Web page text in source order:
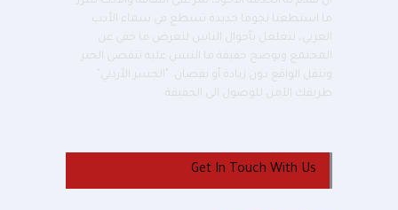
ما استطعنا نجوما جديدة تسطع في سماء الأدب
العربي، نتغلغل بأحوال الناس لنعرض ما خفي عن
المجتمع ونوضح حقيقة ما التبس عليه نتقصى الخبر
وننقل الواقع دون زيادة أو نقصان. "الجسر الأردني"
طريقك الآمن للوصول الى الحقيقة
Get In Touch With Us